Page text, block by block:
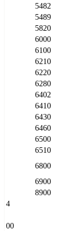
5482
5489
5820
6000
6100
6210
6220
6280
6402
6410
6430
6460
6500
6510
6800
6900
8900
4
00